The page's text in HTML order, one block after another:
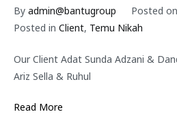
By admin@bantugroup Posted on
Posted in Client, Temu Nikah
Our Client Adat Sunda Adzani &
Ariz Sella & Ruhul
Read More